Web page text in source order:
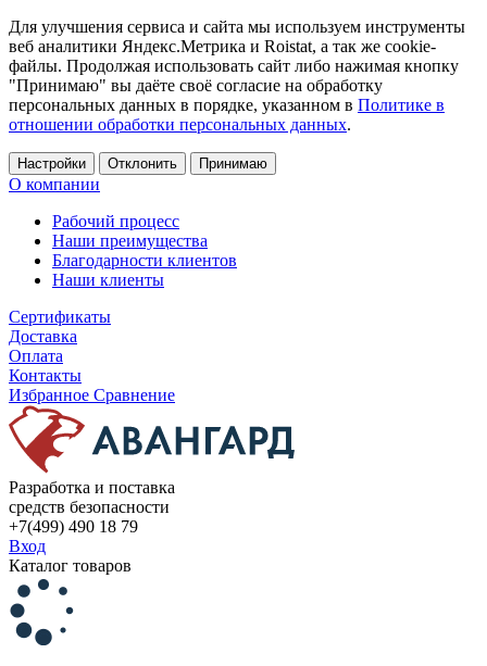
Для улучшения сервиса и сайта мы используем инструменты
веб аналитики Яндекс.Метрика и Roistat, а так же cookie-
файлы. Продолжая использовать сайт либо нажимая кнопку
"Принимаю" вы даёте своё согласие на обработку
персональных данных в порядке, указанном в Политике в
отношении обработки персональных данных.
Настройки Отклонить Принимаю
О компании
Рабочий процесс
Наши преимущества
Благодарности клиентов
Наши клиенты
Сертификаты
Доставка
Оплата
Контакты
Избранное Сравнение
Разработка и поставка
средств безопасности
+7(499) 490 18 79
Вход
Каталог товаров